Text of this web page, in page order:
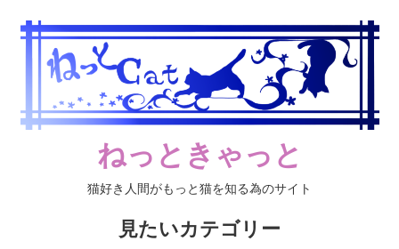
ねっときゃっと
猫好き人間がもっと猫を知る為のサイト
見たいカテゴリー